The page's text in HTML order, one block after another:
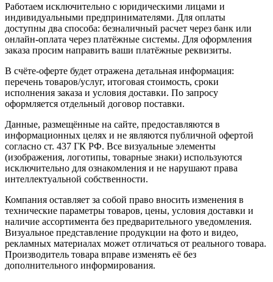
Работаем исключительно с юридическими лицами и
индивидуальными предпринимателями. Для оплаты
доступны два способа: безналичный расчет через банк или
онлайн-оплата через платёжные системы. Для оформления
заказа просим направить ваши платёжные реквизиты.
В счёте-оферте будет отражена детальная информация:
перечень товаров/услуг, итоговая стоимость, сроки
исполнения заказа и условия доставки. По запросу
оформляется отдельный договор поставки.
Данные, размещённые на сайте, предоставляются в
информационных целях и не являются публичной офертой
согласно ст. 437 ГК РФ. Все визуальные элементы
(изображения, логотипы, товарные знаки) используются
исключительно для ознакомления и не нарушают права
интеллектуальной собственности.
Компания оставляет за собой право вносить изменения в
технические параметры товаров, цены, условия доставки и
наличие ассортимента без предварительного уведомления.
Визуальное представление продукции на фото и видео,
рекламных материалах может отличаться от реального товара.
Производитель товара вправе изменять её без
дополнительного информирования.